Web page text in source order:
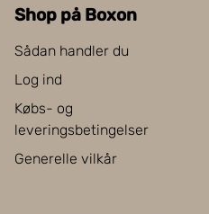
Shop på Boxon
Sådan handler du
Log ind
Købs- og
leveringsbetingelser
Generelle vilkår